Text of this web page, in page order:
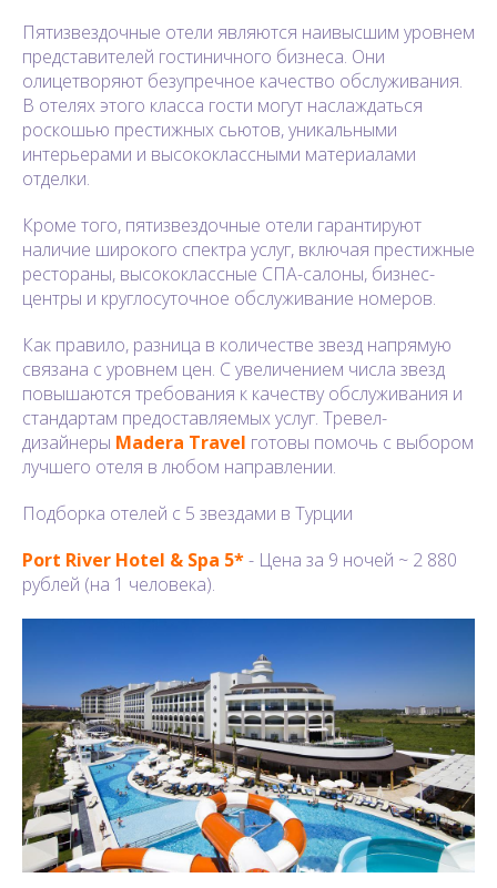
Пятизвездочные отели являются наивысшим уровнем
представителей гостиничного бизнеса. Они
олицетворяют безупречное качество обслуживания.
В отелях этого класса гости могут наслаждаться
роскошью престижных сьютов, уникальными
интерьерами и высококлассными материалами
отделки.
Кроме того, пятизвездочные отели гарантируют
наличие широкого спектра услуг, включая престижные
рестораны, высококлассные СПА-салоны, бизнес-
центры и круглосуточное обслуживание номеров.
Как правило, разница в количестве звезд напрямую
связана с уровнем цен. С увеличением числа звезд
повышаются требования к качеству обслуживания и
стандартам предоставляемых услуг. Тревел-
дизайнеры Madera Travel готовы помочь с выбором
лучшего отеля в любом направлении.
Подборка отелей с 5 звездами в Турции
Port River Hotel & Spa 5*- Цена за 9 ночей ~ 2 880
рублей (на 1 человека).